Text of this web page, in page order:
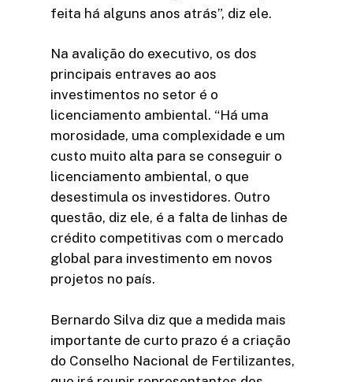
feita há alguns anos atrás”, diz ele.
Na avalição do executivo, os dos
principais entraves ao aos
investimentos no setor é o
licenciamento ambiental. “Há uma
morosidade, uma complexidade e um
custo muito alta para se conseguir o
licenciamento ambiental, o que
desestimula os investidores. Outro
questão, diz ele, é a falta de linhas de
crédito competitivas com o mercado
global para investimento em novos
projetos no país.
Bernardo Silva diz que a medida mais
importante de curto prazo é a criação
do Conselho Nacional de Fertilizantes,